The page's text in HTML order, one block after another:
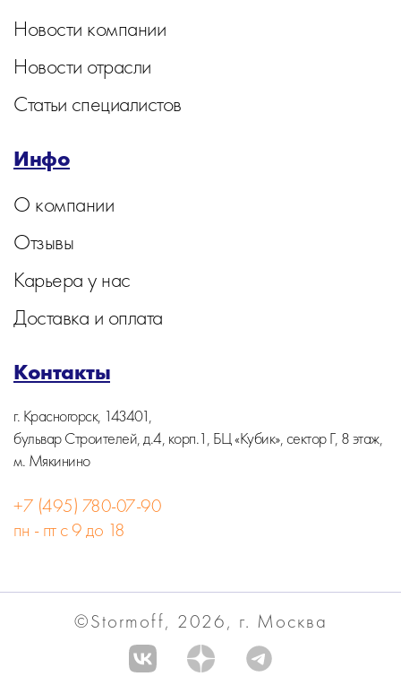
Новости компании
Новости отрасли
Статьи специалистов
Инфо
О компании
Отзывы
Карьера у нас
Доставка и оплата
Контакты
г. Красногорск, 143401,
бульвар Строителей, д.4, корп.1, БЦ «Кубик», сектор Г, 8 этаж,
м. Мякинино
+7 (495) 780-07-90
пн - пт с 9 до 18
©Stormoff, 2026, г. Москва